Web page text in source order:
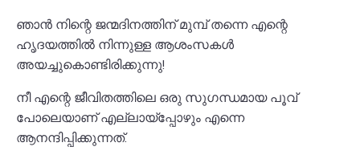
ഞാൻ നിന്റെ ജന്മദിനത്തിന് മുമ്പ് തന്നെ എന്റെ
ഹൃദയത്തിൽ നിന്നുള്ള ആശംസകൾ
അയച്ചുകൊണ്ടിരിക്കുന്നു!
നീ എന്റെ ജീവിതത്തിലെ ഒരു സുഗന്ധമായ പൂവ്
പോലെയാണ് എല്ലായ്പ്പോഴും എന്നെ
ആനന്ദിപ്പിക്കുന്നത്.